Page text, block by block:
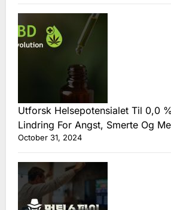
Utforsk Helsepotensialet Til 0,0
Lindring For Angst, Smerte Og
October 31, 2024